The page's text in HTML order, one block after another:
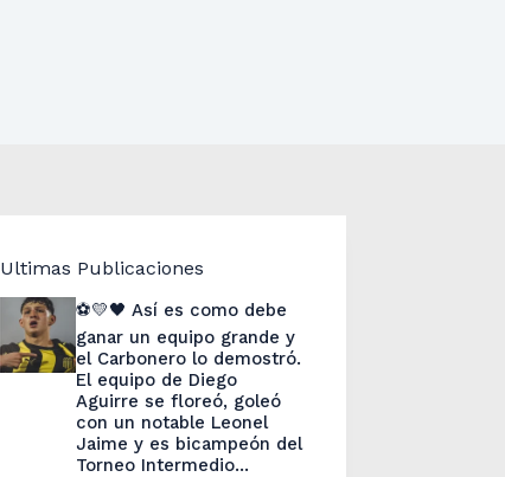
Ultimas Publicaciones
⚽💛🖤 Así es como debe
ganar un equipo grande y
el Carbonero lo demostró.
El equipo de Diego
Aguirre se floreó, goleó
con un notable Leonel
Jaime y es bicampeón del
Torneo Intermedio…